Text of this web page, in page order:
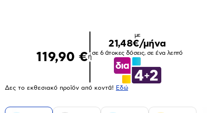
119,90 €ή
με
21,48€/μήνα
σε 6 άτοκες δόσεις, σε ένα λεπτό
Δες το εκθεσιακό προϊόν από κοντά! Eδώ